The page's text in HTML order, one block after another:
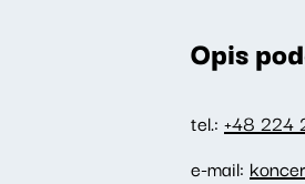
Opis
tel.: +48 224
e-mail: